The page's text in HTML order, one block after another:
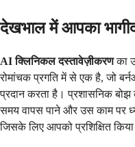
देखभाल में आपका
AI क्लिनिकल दस्तावेज़ीकरणका
रोमांचक प्रगति में से एक है, जो
प्रदान करता है। प्रशासनिक
समय वापस पाने और उस काम पर
जिसके लिए आपको प्रशिक्षित